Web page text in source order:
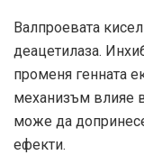
Валпроевата
деацетилаза.
променя генната
механизъм влияе
може да
ефекти.